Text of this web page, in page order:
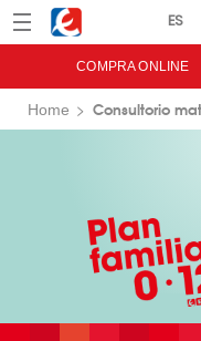
Menú Eroski
COMPRA ONLINE
Home Consultorio